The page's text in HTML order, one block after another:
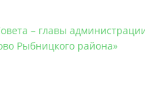
– главы
Рыбницкого района»